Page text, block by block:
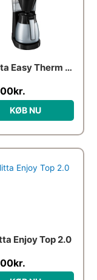
Melitta Easy Therm 2.0 kaffemaskine, stål
kr.
KØB NU
Enjoy Top 2.0
kr.